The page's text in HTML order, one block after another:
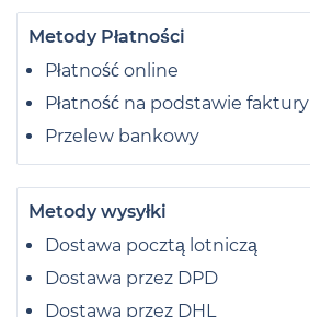
Metody Płatności
Płatność online
Płatność na podstawie faktury
Przelew bankowy
Metody wysyłki
Dostawa pocztą lotniczą
Dostawa przez DPD
Dostawa przez DHL